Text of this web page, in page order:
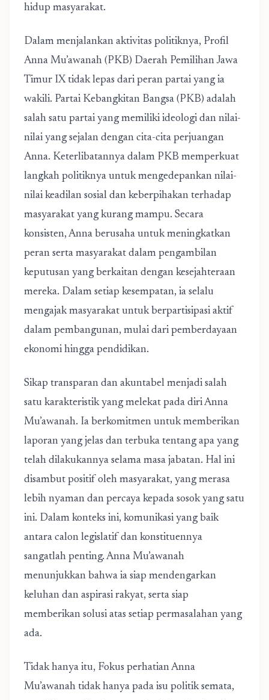
hidup masyarakat.
Dalam menjalankan aktivitas politiknya, Profil
Anna Mu’awanah (PKB) Daerah Pemilihan Jawa
Timur IX tidak lepas dari peran partai yang ia
wakili. Partai Kebangkitan Bangsa (PKB) adalah
salah satu partai yang memiliki ideologi dan nilai-
nilai yang sejalan dengan cita-cita perjuangan
Anna. Keterlibatannya dalam PKB memperkuat
langkah politiknya untuk mengedepankan nilai-
nilai keadilan sosial dan keberpihakan terhadap
masyarakat yang kurang mampu. Secara
konsisten, Anna berusaha untuk meningkatkan
peran serta masyarakat dalam pengambilan
keputusan yang berkaitan dengan kesejahteraan
mereka. Dalam setiap kesempatan, ia selalu
mengajak masyarakat untuk berpartisipasi aktif
dalam pembangunan, mulai dari pemberdayaan
ekonomi hingga pendidikan.
Sikap transparan dan akuntabel menjadi salah
satu karakteristik yang melekat pada diri Anna
Mu’awanah. Ia berkomitmen untuk memberikan
laporan yang jelas dan terbuka tentang apa yang
telah dilakukannya selama masa jabatan. Hal ini
disambut positif oleh masyarakat, yang merasa
lebih nyaman dan percaya kepada sosok yang satu
ini. Dalam konteks ini, komunikasi yang baik
antara calon legislatif dan konstituennya
sangatlah penting. Anna Mu’awanah
menunjukkan bahwa ia siap mendengarkan
keluhan dan aspirasi rakyat, serta siap
memberikan solusi atas setiap permasalahan yang
ada.
Tidak hanya itu, Fokus perhatian Anna
Mu’awanah tidak hanya pada isu politik semata,